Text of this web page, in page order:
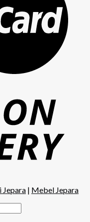
Jepara | Mebel Jepara